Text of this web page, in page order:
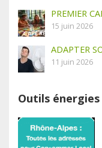
PREMIER
15 juin 2026
ADAPTER
11 juin 2026
Outils